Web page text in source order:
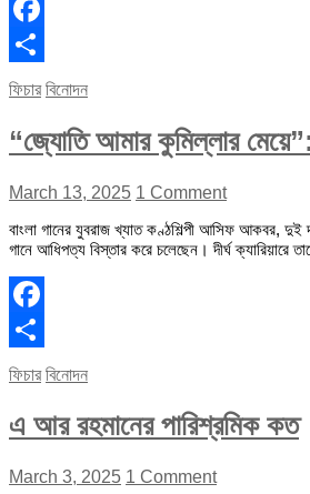
Facebook
Share
ফিচার বিনোদন
“জ্যোতি আমার কুমিল্লার
March 13, 2025 1 Comment
বাংলা গানের যুবরাজ খ্যাত কণ্ঠশিল্পী আসিফ আকবর, দুই
গানে আধিপত্য বিস্তার করে চলেছেন। দীর্ঘ ক্যারিয়ারে
Facebook
Share
ফিচার বিনোদন
এ আর রহমানের পারিশ্রমিক কত
March 3, 2025 1 Comment